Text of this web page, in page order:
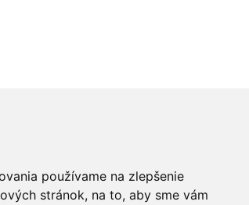
používame na zlepšenie
stránok, na to, aby sme vám